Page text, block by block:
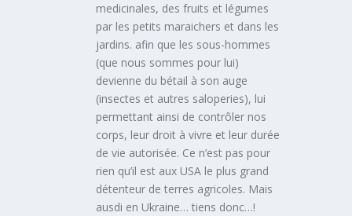
medicinales, des fruits et légumes
par les petits maraichers et dans les
jardins. afin que les sous-hommes
(que nous sommes pour lui)
devienne du bétail à son auge
(insectes et autres saloperies), lui
permettant ainsi de contrôler nos
corps, leur droit à vivre et leur durée
de vie autorisée. Ce n’est pas pour
rien qu’il est aux USA le plus grand
détenteur de terres agricoles. Mais
ausdi en Ukraine… tiens donc…!